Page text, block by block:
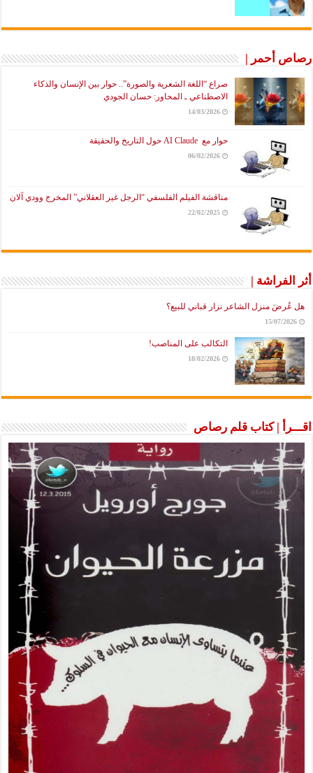
رصاص أحمر |
صراع “اللغة الشعرية والصورة”.. حوار بين الإنسان والذكاء
الاصطناعي ـ المحاور: حسان الجودي
14/03/2026
حوار مع AI Claude حول التاريخ والحقيقة
06/02/2026
مناقشة الفيلم الفلسفي “الرجل غير العقلاني” المخرج وودي آلان
22/02/2025
أثر الفراشة |
هل عُرضَ منزل الشاعر نزار قباني للبيع؟
15/07/2026
التكالب على المناصب!
18/02/2026
اقـــرأ | كتاب قلم رصاص